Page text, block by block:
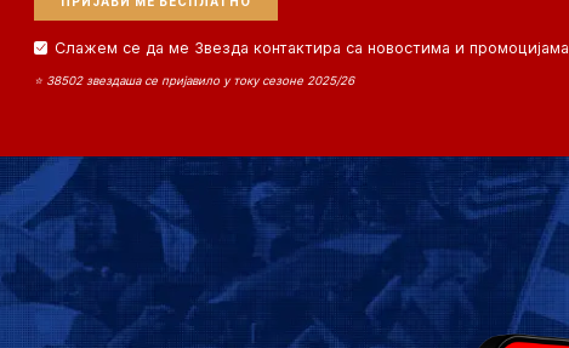
Слажем се да ме Звезда контактира са новостима и промоцијама
⭐ 38502 звездаша се пријавило у току сезоне 2025/26